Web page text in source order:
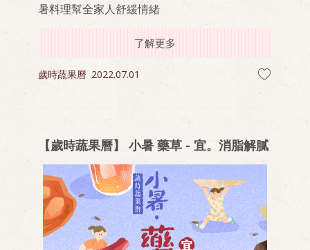
暑料理幫全家人舒緩情緒
了解更多
歲時蔬果曆 2022.07.01
【歲時蔬果曆】 小暑 藥草 - 宜。消脂解膩